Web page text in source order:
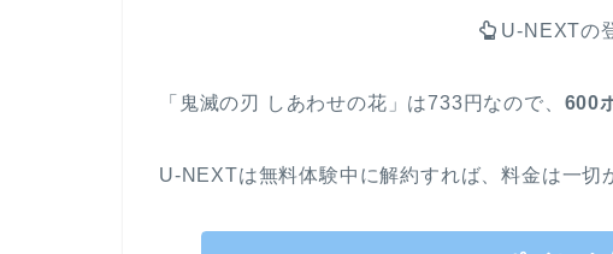
U-NEXTの
「鬼滅の刃 しあわせの花」は733円なので、 600
U-NEXTは無料体験中に解約すれば、料金は一切